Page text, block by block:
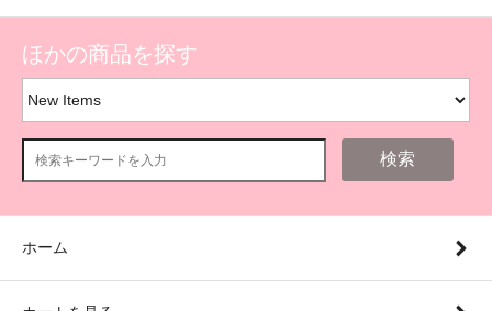
ほかの商品を探す
検索
ホーム